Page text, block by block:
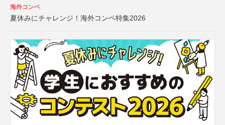
海外コンペ
夏休みにチャレンジ！海外コンペ特集2026